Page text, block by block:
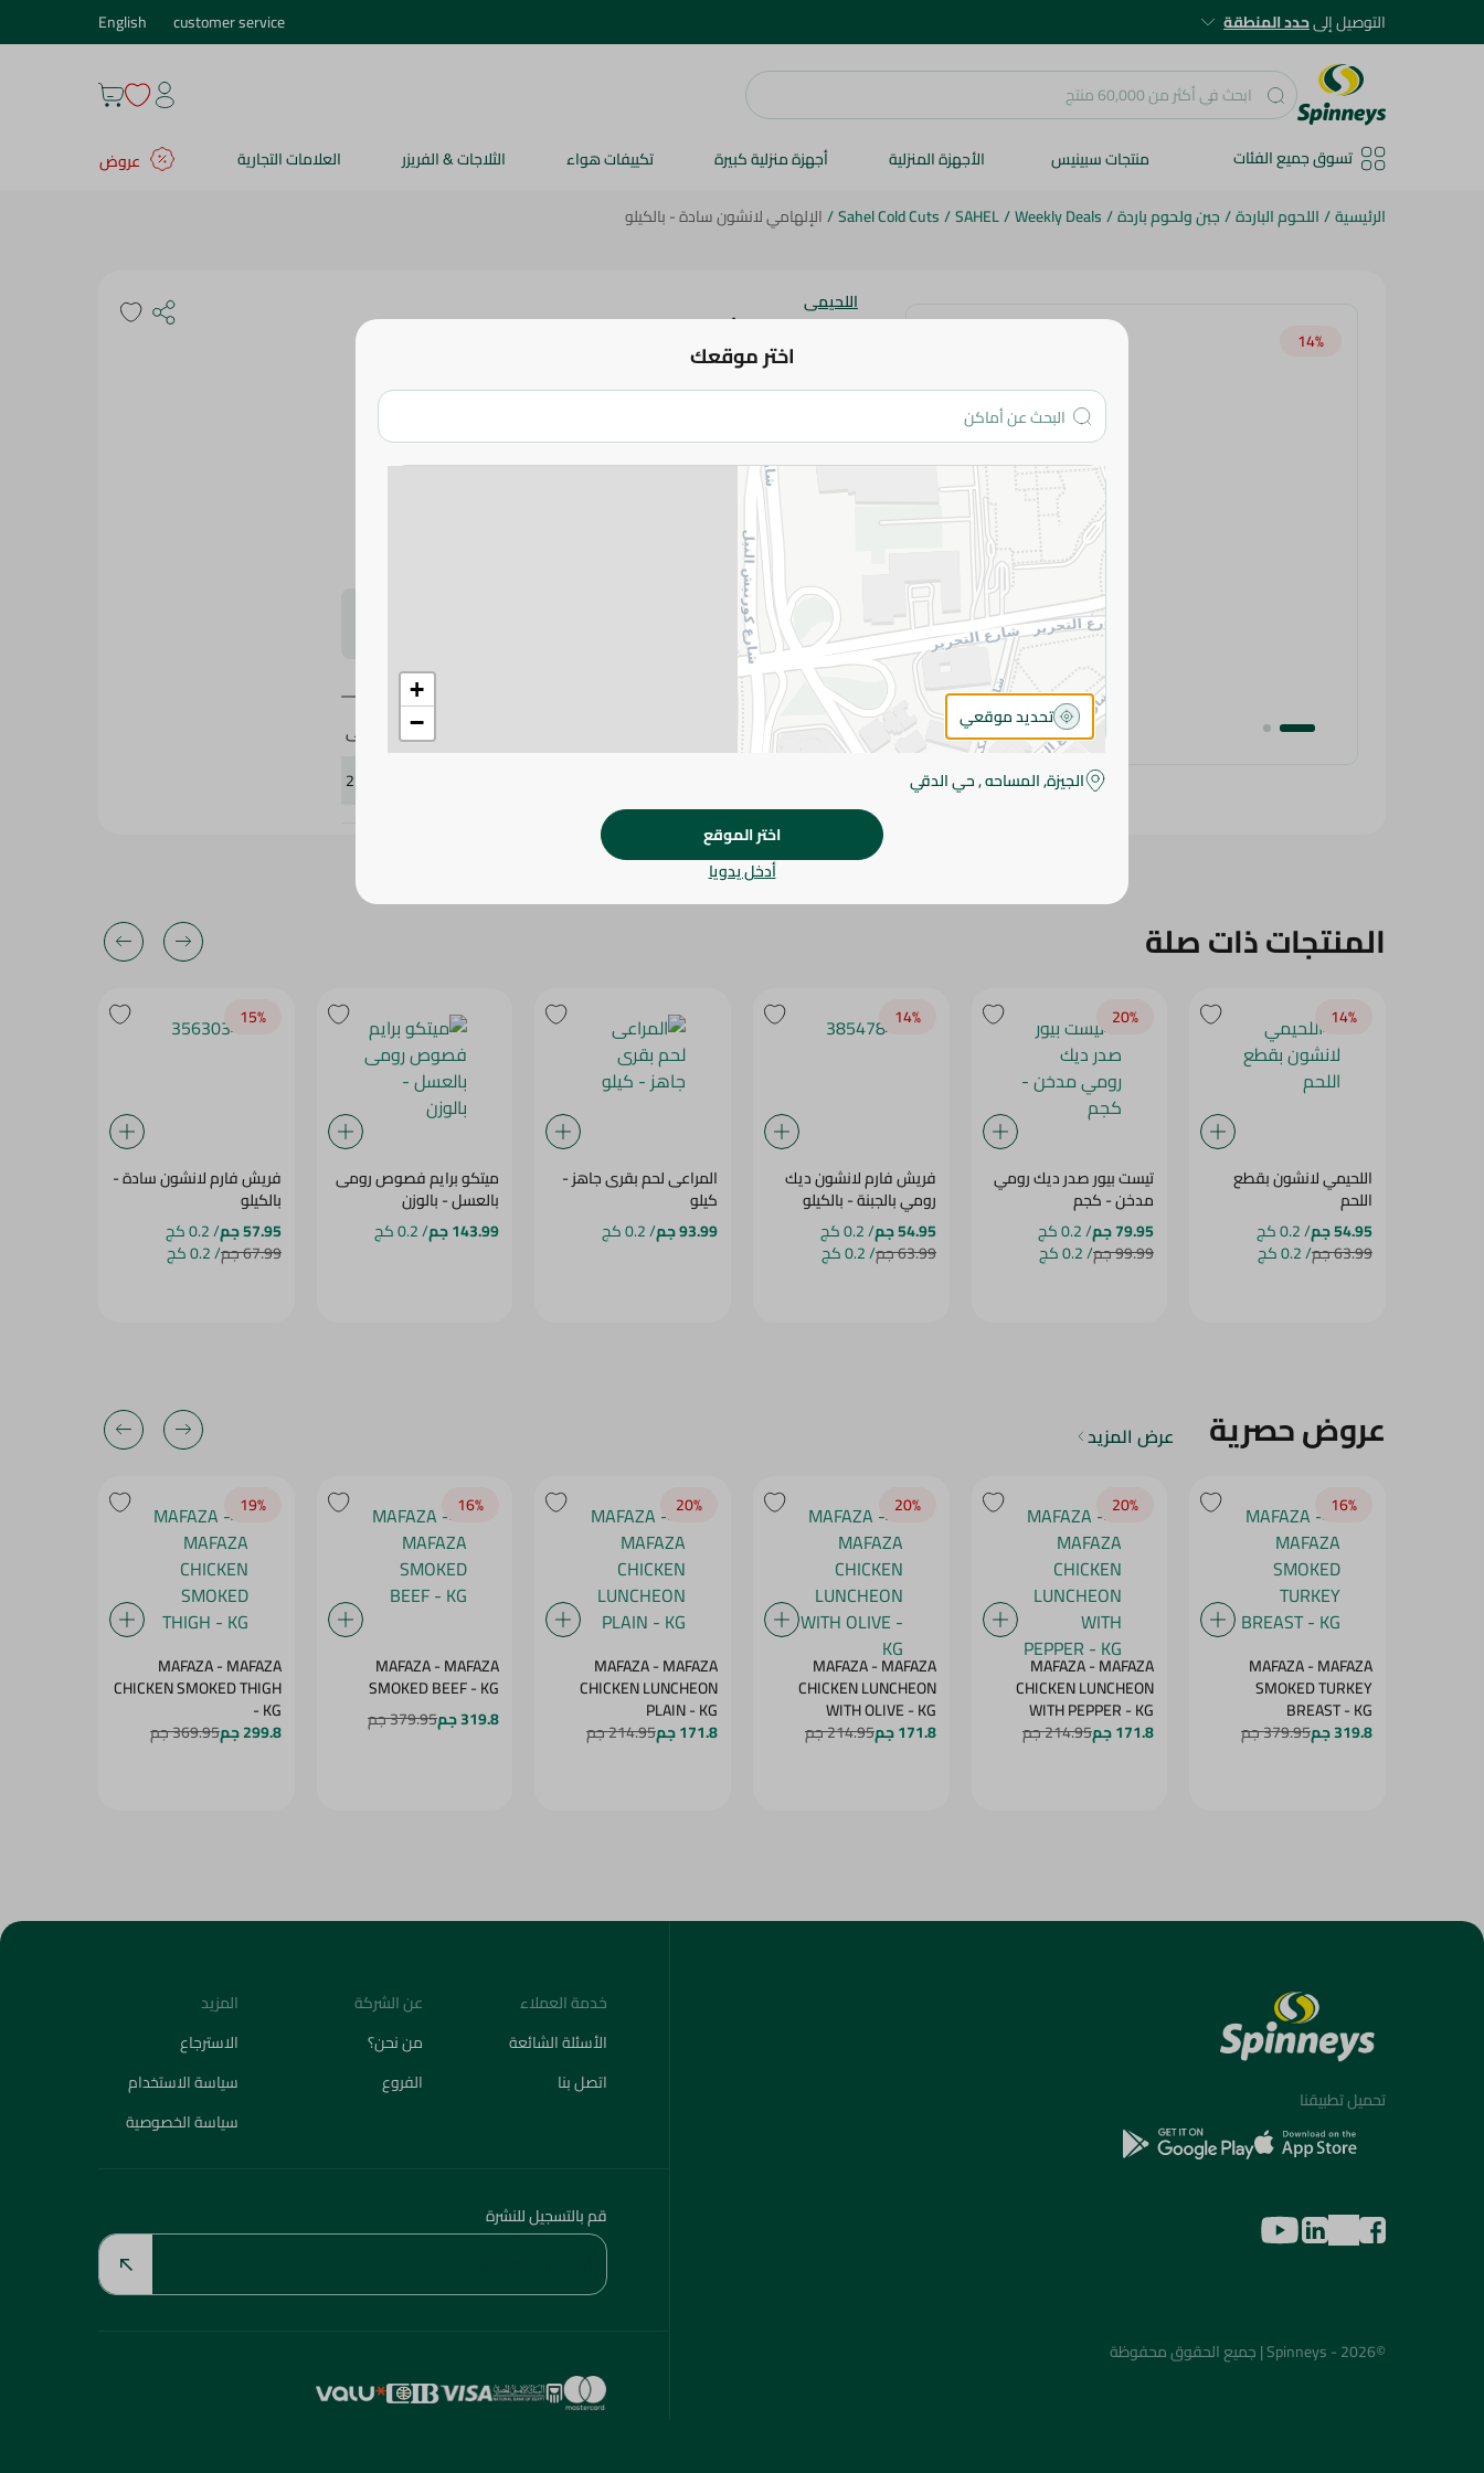
التوصيل إلىحدد المنطقة customer service
English
تسوق جميع الفئات منتجات سبينيس الأجهزة المنزلية أجهزة منزلية كبيرة تكييفات هواء الثلاجات & الفريزر العلامات التجارية
عروض
الرئيسية/اللحوم الباردة/جبن ولحوم باردة/
Weekly Deals
/
SAHEL
/
Sahel Cold Cuts
/الإلهامي لانشون سادة - بالكيلو
14‎%‎
اللحيمى
الإلهامي لانشون سادة - بالكيلو
/ 0.2 كج 55.99 جم
اضف للعربة
التفاصيل
لانشون الإلهامي السادة يتميز بقوام ناعم ومذاق شهي للوجبات اليومية. مثالي
للإفطار والسندويتشات واللانش بوكس.
يرجى الملاحظة:
طفيف. قد يتغير التعبئة بناءً على التوفر.
المواصفات
براند
اللحيمى
273634
المنتجات ذات صلة
14‎%‎
اللحيمي لانشون بقطع
اللحم
54.95 جم
/ 0.2 كج
63.99 جم / 0.2 كج
20‎%‎
تيست بيور صدر ديك رومي
مدخن - كجم
79.95 جم
/ 0.2 كج
99.99 جم / 0.2 كج
14‎%‎
فريش فارم لانشون ديك
رومي بالجبنة - بالكيلو
54.95 جم
/ 0.2 كج
63.99 جم / 0.2 كج
المراعى لحم بقرى جاهز -
كيلو
93.99 جم
/ 0.2 كج
ميتكو برايم فصوص رومى
بالعسل - بالوزن
143.99 جم
/ 0.2 كج
15‎%‎
فريش فارم لانشون سادة -
بالكيلو
57.95 جم
/ 0.2 كج
67.99 جم / 0.2 كج
عروض حصرية عرض المزيد
16‎%‎
MAFAZA - MAFAZA
SMOKED TURKEY
BREAST - KG
319.8 جم 379.95 جم
20‎%‎
MAFAZA - MAFAZA
CHICKEN LUNCHEON
WITH PEPPER - KG
171.8 جم 214.95 جم
20‎%‎
MAFAZA - MAFAZA
CHICKEN LUNCHEON
WITH OLIVE - KG
171.8 جم 214.95 جم
20‎%‎
MAFAZA - MAFAZA
CHICKEN LUNCHEON
PLAIN - KG
171.8 جم 214.95 جم
16‎%‎
MAFAZA - MAFAZA
SMOKED BEEF - KG
319.8 جم
379.95 جم
19‎%‎
MAFAZA - MAFAZA
CHICKEN SMOKED THIGH
- KG
299.8 جم 369.95 جم
اختر موقعك
+
−
تحديد موقعي
الجيزة, المساحه , حي الدقي
اختر الموقع
أدخل يدويا
تحميل تطبيقنا
©2026 - Spinneys | جميع الحقوق محفوظة
خدمة العملاء
الأسئلة الشائعة
اتصل بنا
عن الشركة
من نحن؟
الفروع
المزيد
الاسترجاع
سياسة الاستخدام
سياسة الخصوصية
قم بالتسجيل للنشرة